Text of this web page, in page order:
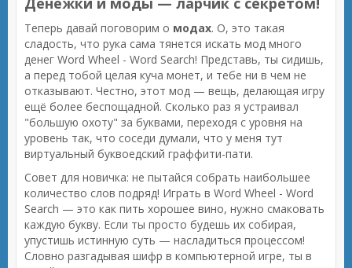
Теперь давай поговорим о модах. О, это такая
сладость, что рука сама тянется искать мод много
денег Word Wheel - Word Search! Представь, ты сидишь,
а перед тобой целая куча монет, и тебе ни в чем не
отказывают. Честно, этот мод — вещь, делающая игру
ещё более беспощадной. Сколько раз я устраивал
"большую охоту" за буквами, переходя с уровня на
уровень так, что соседи думали, что у меня тут
виртуальный буквоедский граффити-пати.
Совет для новичка: не пытайся собрать наибольшее
количество слов подряд! Играть в Word Wheel - Word
Search — это как пить хорошее вино, нужно смаковать
каждую букву. Если ты просто будешь их собирая,
упустишь истинную суть — насладиться процессом!
Словно разгадывая шифр в компьютерной игре, ты в